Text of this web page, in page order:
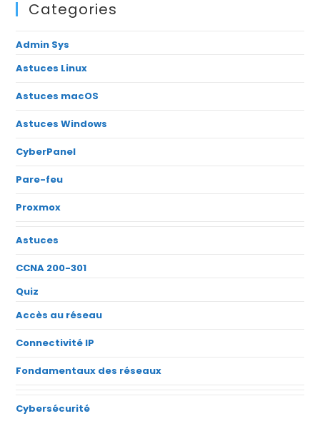
Categories
Admin Sys
Astuces Linux
Astuces macOS
Astuces Windows
CyberPanel
Pare-feu
Proxmox
Astuces
CCNA 200-301
Quiz
Accès au réseau
Connectivité IP
Fondamentaux des réseaux
Cybersécurité